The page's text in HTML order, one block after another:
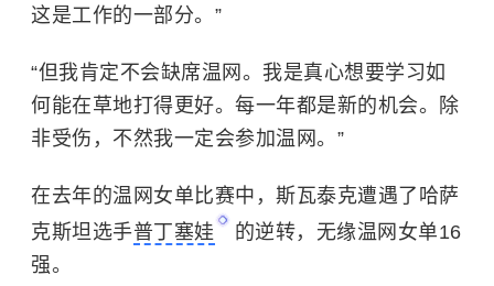
这是工作的一部分。”
“但我肯定不会缺席温网。我是真心想要学习如
何能在草地打得更好。每一年都是新的机会。除
非受伤，不然我一定会参加温网。”
在去年的温网女单比赛中，斯瓦泰克遭遇了哈萨
克斯坦选手普丁塞娃
的逆转，无缘温网女单16
强。